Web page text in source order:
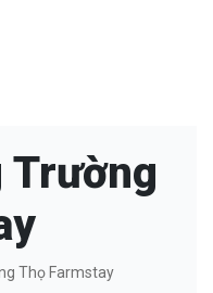
Trường
Thọ Farmstay